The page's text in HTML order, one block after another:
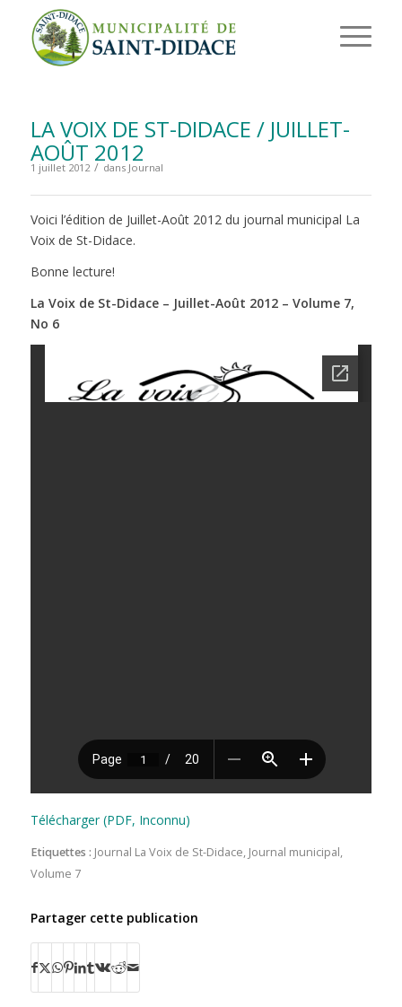
LA VOIX DE ST-DIDACE / JUILLET-
AOÛT 2012
1 juillet 2012 / dans Journal
Voici l’édition de Juillet-Août 2012 du journal municipal La
Voix de St-Didace.
Bonne lecture!
La Voix de St-Didace – Juillet-Août 2012 – Volume 7,
No 6
Télécharger (PDF, Inconnu)
Etiquettes : Journal La Voix de St-Didace, Journal municipal,
Volume 7
Partager cette publication